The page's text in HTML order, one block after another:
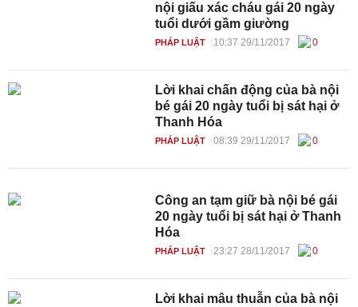
nội giấu xác cháu gái 20 ngày
tuổi dưới gầm giường
PHÁP LUẬT 10:37 29/11/2017 0
Lời khai chấn động của bà nội
bé gái 20 ngày tuổi bị sát hại ở
Thanh Hóa
PHÁP LUẬT 08:39 29/11/2017 0
Công an tạm giữ bà nội bé gái
20 ngày tuổi bị sát hại ở Thanh
Hóa
PHÁP LUẬT 23:27 28/11/2017 0
Lời khai mâu thuẫn của bà nội